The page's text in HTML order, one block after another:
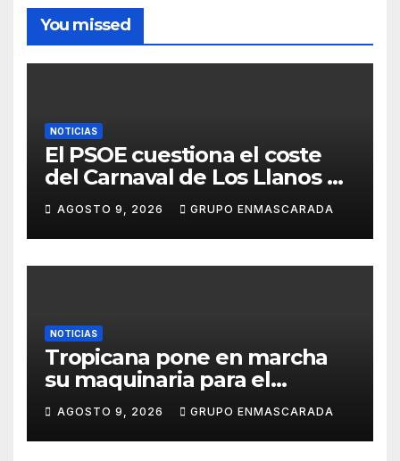
You missed
NOTICIAS
El PSOE cuestiona el coste
del Carnaval de Los Llanos de
Aridane y reclama mayor
control del gasto municipal
AGOSTO 9, 2026 GRUPO ENMASCARADA
NOTICIAS
Tropicana pone en marcha
su maquinaria para el
Carnaval 2027 con los
primeros ensayos de Lucas
Darias
AGOSTO 9, 2026 GRUPO ENMASCARADA